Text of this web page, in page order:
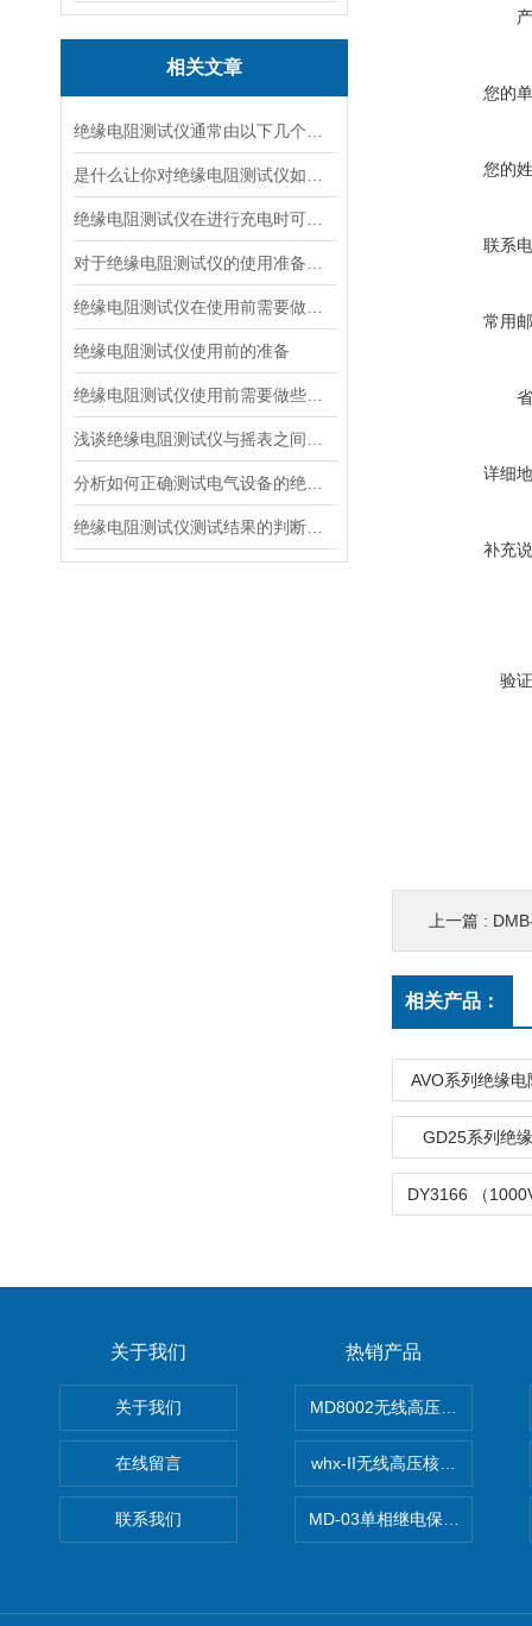
相关文章
绝缘电阻测试仪使用前的准备
您的
您的
联系
常用
详细
补充
验
上一篇 :
相关产品：
AVO系列绝缘
GD25系列绝
关于我们
关于我们
在线留言
联系我们
热销产品
MD8002无线高压核相仪
whx-II无线高压核相仪
MD-03单相继电保护测试仪价